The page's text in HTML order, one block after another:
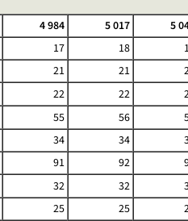
4 984 5 017 5
17 18
21 21
22 22
55 56
34 34
91 92
32 32
25 25